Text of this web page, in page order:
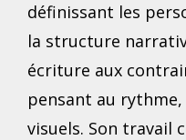
définissant les
la structure
écriture aux
pensant au
visuels. Son travail